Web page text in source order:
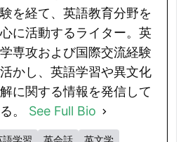
を経て、英語教育分野を
に活動するライター。英
専攻および国際交流経験
かし、英語学習や異文化
に関する情報を発信して
。 See Full Bio